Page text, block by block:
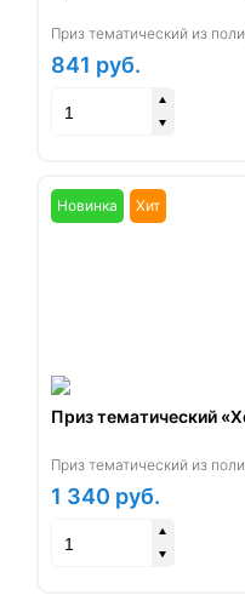
Приз тематический из
841 руб.
Новинка Хит
Приз тематический
Приз тематический из
1 340 руб.